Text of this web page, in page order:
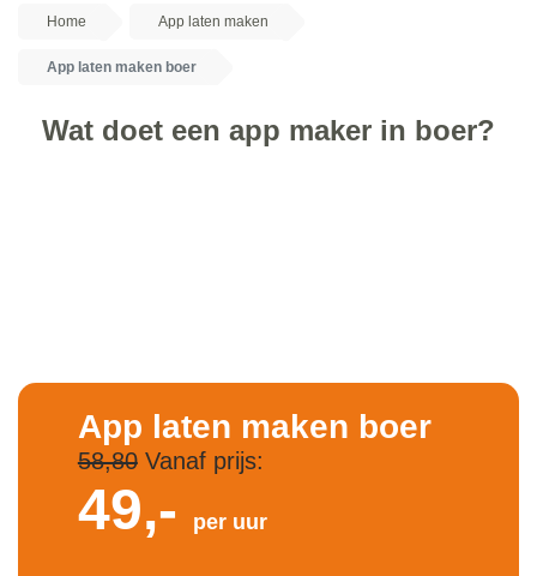
Home App laten maken
App laten maken boer
Wat doet een app maker in boer?
App laten maken boer
58,80Vanaf prijs:
49,- per uur